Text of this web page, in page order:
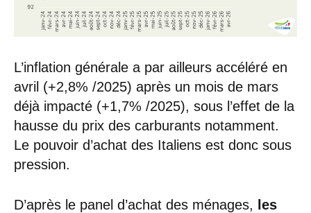
L’inflation générale a par ailleurs accéléré en
avril (+2,8% /2025) après un mois de mars
déjà impacté (+1,7% /2025), sous l’effet de la
hausse du prix des carburants notamment.
Le pouvoir d’achat des Italiens est donc sous
pression.
D’après le panel d’achat des ménages,
les